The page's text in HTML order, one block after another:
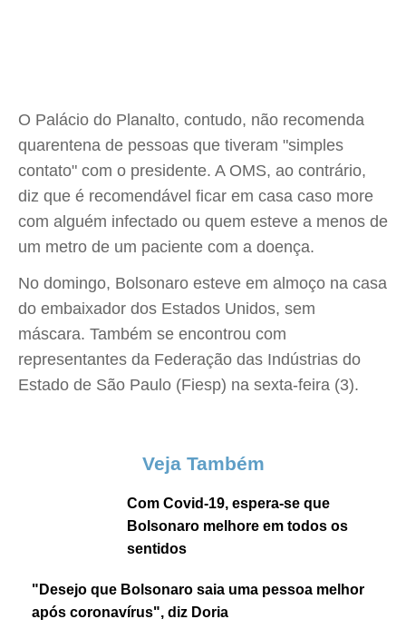
O Palácio do Planalto, contudo, não recomenda
quarentena de pessoas que tiveram "simples
contato" com o presidente. A OMS, ao contrário,
diz que é recomendável ficar em casa caso more
com alguém infectado ou quem esteve a menos de
um metro de um paciente com a doença.
No domingo, Bolsonaro esteve em almoço na casa
do embaixador dos Estados Unidos, sem
máscara. Também se encontrou com
representantes da Federação das Indústrias do
Estado de São Paulo (Fiesp) na sexta-feira (3).
Veja Também
Com Covid-19, espera-se que
Bolsonaro melhore em todos os
sentidos
"Desejo que Bolsonaro saia uma pessoa melhor
após coronavírus", diz Doria